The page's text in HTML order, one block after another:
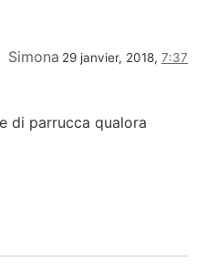
Simona 29 janvier, 2018, 7:37
di parrucca qualora